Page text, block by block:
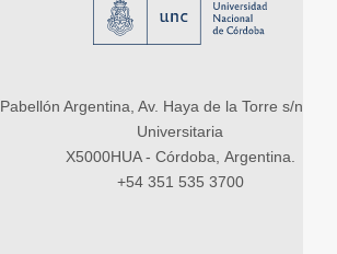
Pabellón Argentina, Av. Haya de la Torre s/n,
Universitaria
X5000HUA - Córdoba, Argentina.
+54 351 535 3700